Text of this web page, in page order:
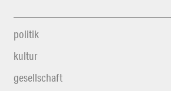
politik
kultur
gesellschaft